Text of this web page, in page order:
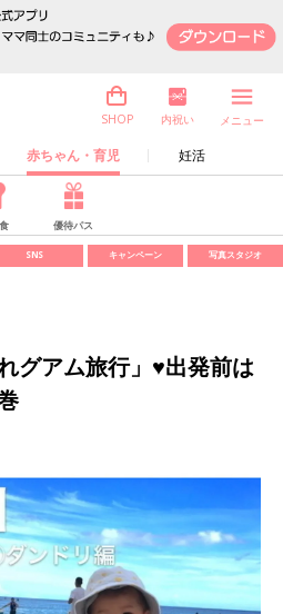
赤ちゃん・育児 妊活
SHOP 内祝い メニュー
優待パス
SNS キャンペーン 写真スタジオ
グアム旅行」♥出発前は